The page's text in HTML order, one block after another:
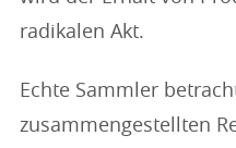
radikalen Akt.
Echte Sammler
zusammengestellten